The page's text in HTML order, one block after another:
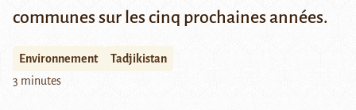
communes sur les cinq prochaines années.
Environnement
Tadjikistan
3 minutes